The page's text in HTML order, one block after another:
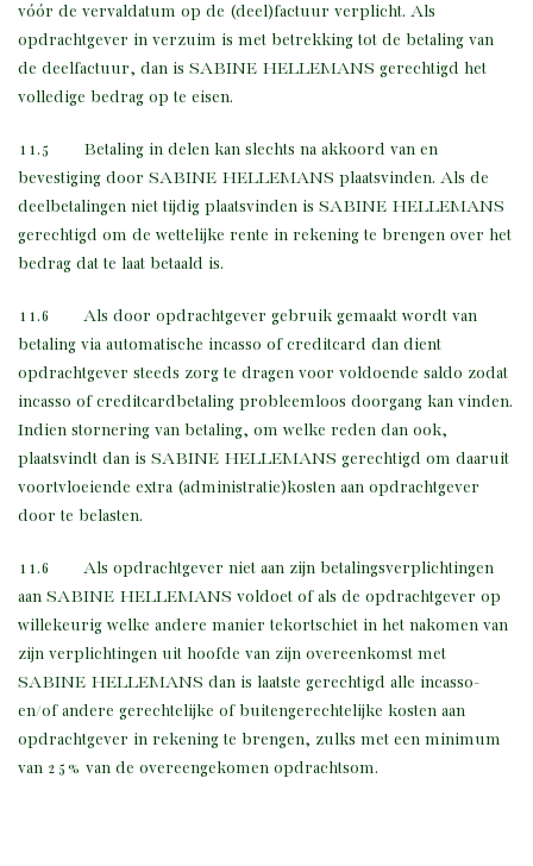
vóór de vervaldatum op de (deel)factuur verplicht. Als
opdrachtgever in verzuim is met betrekking tot de betaling van
de deelfactuur, dan is SABINE HELLEMANS gerechtigd het
volledige bedrag op te eisen.
11.5 Betaling in delen kan slechts na akkoord van en
bevestiging door SABINE HELLEMANS plaatsvinden. Als de
deelbetalingen niet tijdig plaatsvinden is SABINE HELLEMANS
gerechtigd om de wettelijke rente in rekening te brengen over het
bedrag dat te laat betaald is.
11.6 Als door opdrachtgever gebruik gemaakt wordt van
betaling via automatische incasso of creditcard dan dient
opdrachtgever steeds zorg te dragen voor voldoende saldo zodat
incasso of creditcardbetaling probleemloos doorgang kan vinden.
Indien stornering van betaling, om welke reden dan ook,
plaatsvindt dan is SABINE HELLEMANS gerechtigd om daaruit
voortvloeiende extra (administratie)kosten aan opdrachtgever
door te belasten.
11.6 Als opdrachtgever niet aan zijn betalingsverplichtingen
aan SABINE HELLEMANS voldoet of als de opdrachtgever op
willekeurig welke andere manier tekortschiet in het nakomen van
zijn verplichtingen uit hoofde van zijn overeenkomst met
SABINE HELLEMANS dan is laatste gerechtigd alle incasso-
en/of andere gerechtelijke of buitengerechtelijke kosten aan
opdrachtgever in rekening te brengen, zulks met een minimum
van 25% van de overeengekomen opdrachtsom.